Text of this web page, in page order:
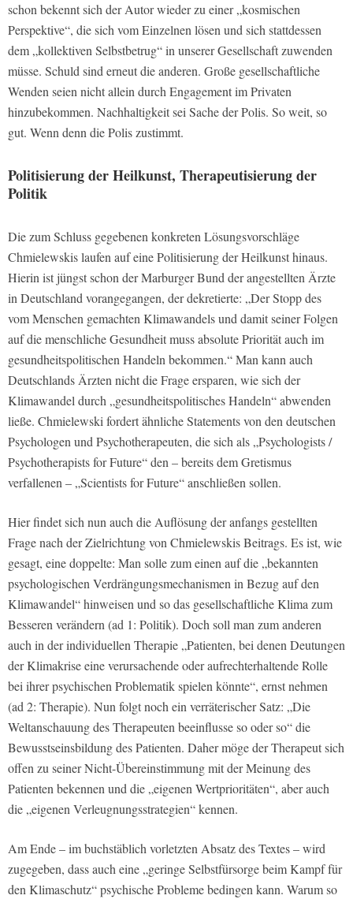
schon bekennt sich der Autor wieder zu einer „kosmischen
Perspektive“, die sich vom Einzelnen lösen und sich stattdessen
dem „kollektiven Selbstbetrug“ in unserer Gesellschaft zuwenden
müsse. Schuld sind erneut die anderen. Große gesellschaftliche
Wenden seien nicht allein durch Engagement im Privaten
hinzubekommen. Nachhaltigkeit sei Sache der Polis. So weit, so
gut. Wenn denn die Polis zustimmt.
Politisierung der Heilkunst, Therapeutisierung der
Politik
Die zum Schluss gegebenen konkreten Lösungsvorschläge
Chmielewskis laufen auf eine Politisierung der Heilkunst hinaus.
Hierin ist jüngst schon der Marburger Bund der angestellten Ärzte
in Deutschland vorangegangen, der dekretierte: „Der Stopp des
vom Menschen gemachten Klimawandels und damit seiner Folgen
auf die menschliche Gesundheit muss absolute Priorität auch im
gesundheitspolitischen Handeln bekommen.“ Man kann auch
Deutschlands Ärzten nicht die Frage ersparen, wie sich der
Klimawandel durch „gesundheitspolitisches Handeln“ abwenden
ließe. Chmielewski fordert ähnliche Statements von den deutschen
Psychologen und Psychotherapeuten, die sich als „Psychologists /
Psychotherapists for Future“ den – bereits dem Gretismus
verfallenen – „Scientists for Future“ anschließen sollen.
Hier findet sich nun auch die Auflösung der anfangs gestellten
Frage nach der Zielrichtung von Chmielewskis Beitrags. Es ist, wie
gesagt, eine doppelte: Man solle zum einen auf die „bekannten
psychologischen Verdrängungsmechanismen in Bezug auf den
Klimawandel“ hinweisen und so das gesellschaftliche Klima zum
Besseren verändern (ad 1: Politik). Doch soll man zum anderen
auch in der individuellen Therapie „Patienten, bei denen Deutungen
der Klimakrise eine verursachende oder aufrechterhaltende Rolle
bei ihrer psychischen Problematik spielen könnte“, ernst nehmen
(ad 2: Therapie). Nun folgt noch ein verräterischer Satz: „Die
Weltanschauung des Therapeuten beeinflusse so oder so“ die
Bewusstseinsbildung des Patienten. Daher möge der Therapeut sich
offen zu seiner Nicht-Übereinstimmung mit der Meinung des
Patienten bekennen und die „eigenen Wertprioritäten“, aber auch
die „eigenen Verleugnungsstrategien“ kennen.
Am Ende – im buchstäblich vorletzten Absatz des Textes – wird
zugegeben, dass auch eine „geringe Selbstfürsorge beim Kampf für
den Klimaschutz“ psychische Probleme bedingen kann. Warum so